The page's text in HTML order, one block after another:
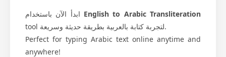
English to Arabic Transliteration
tool لتجربة كتابة بالعربية بطريقة حديثة وسريعة.
Perfect for typing Arabic text online anytime and
anywhere!